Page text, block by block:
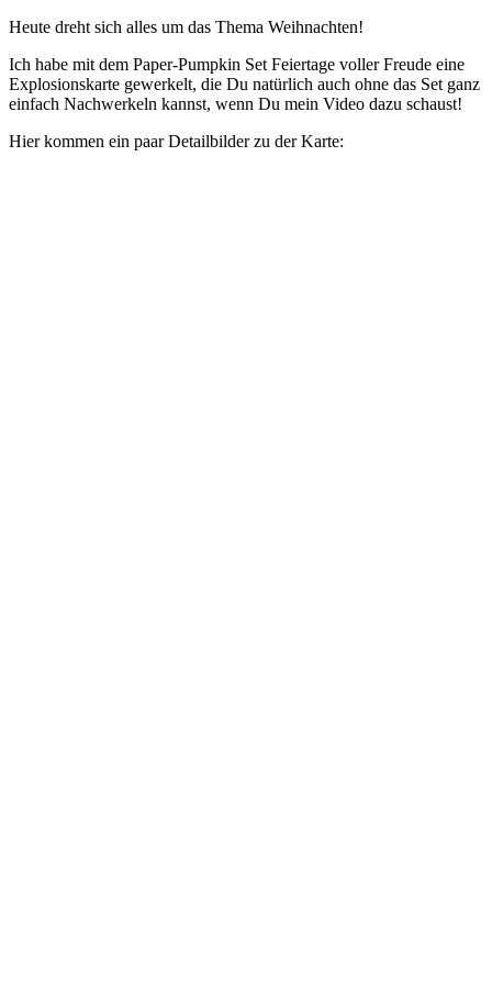
Heute dreht sich alles um das Thema Weihnachten!
Ich habe mit dem Paper-Pumpkin Set Feiertage voller Freude eine
Explosionskarte gewerkelt, die Du natürlich auch ohne das Set ganz
einfach Nachwerkeln kannst, wenn Du mein Video dazu schaust!
Hier kommen ein paar Detailbilder zu der Karte: